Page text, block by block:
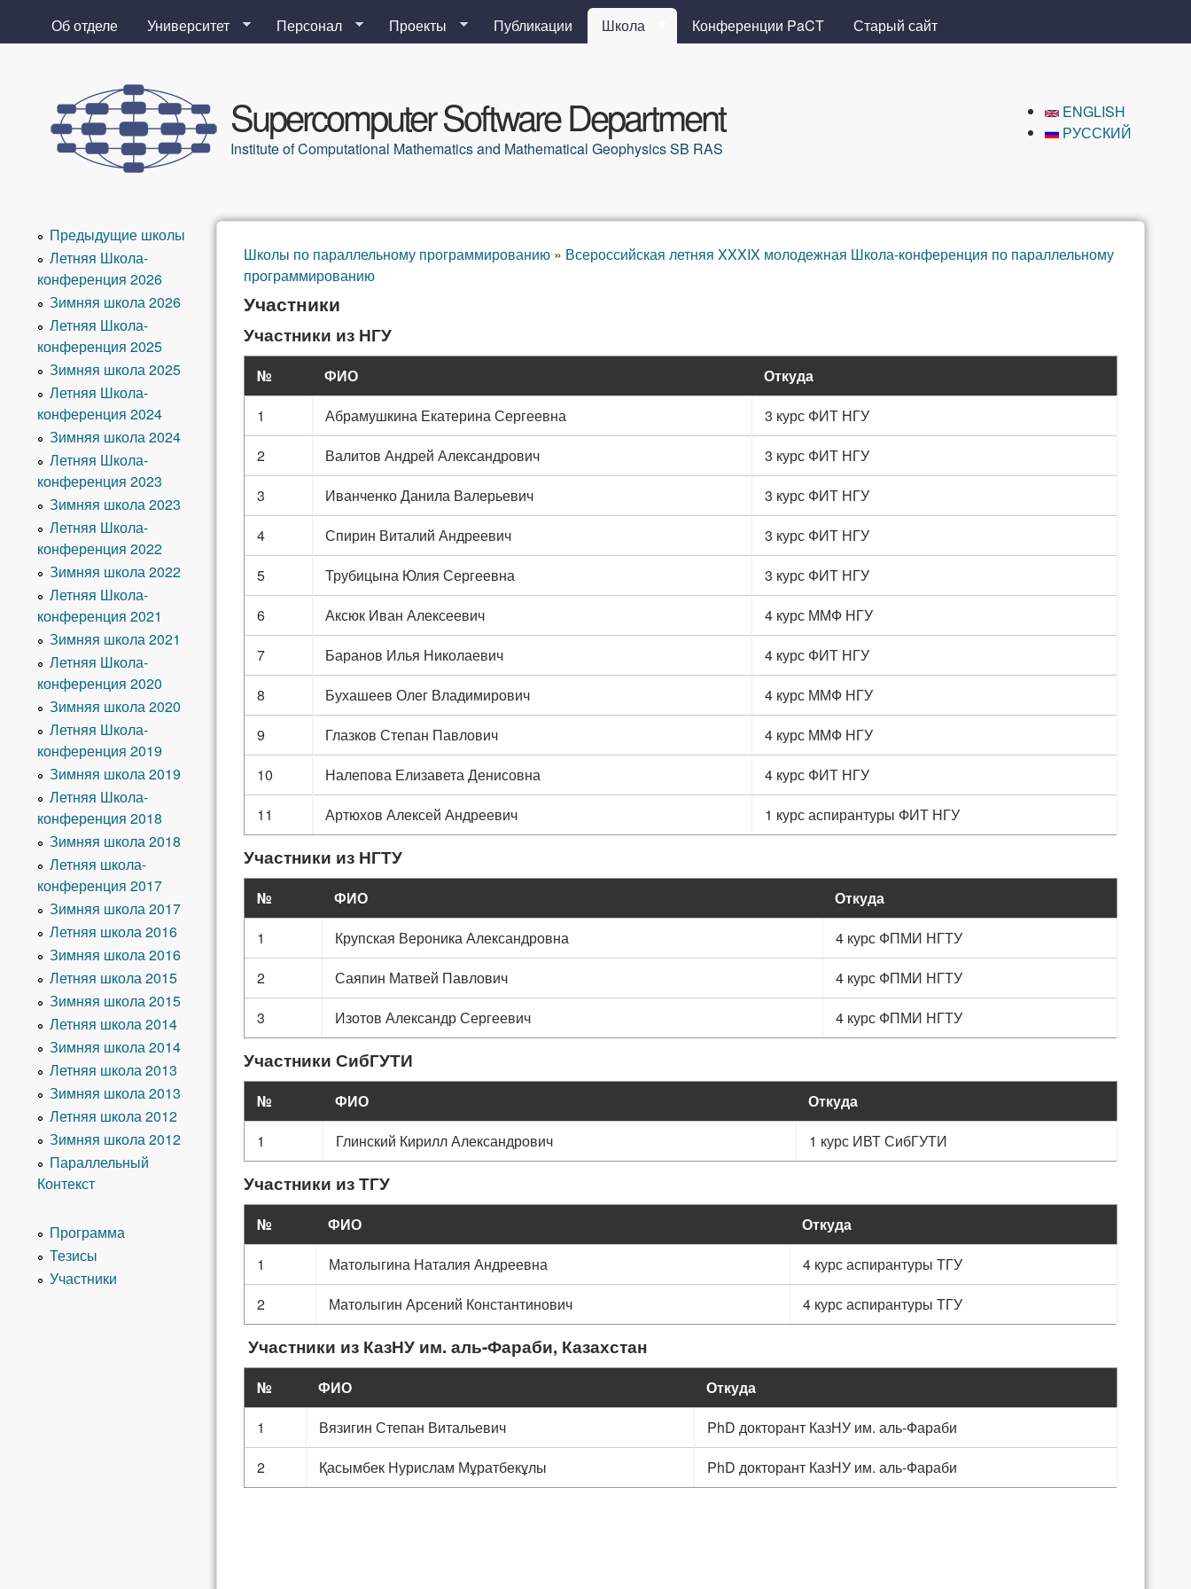
Перейти к основному
содержанию
Об отделе Университет Персонал Проекты Публикации Школа Конференции PaCT Старый сайт
Supercomputer Software Department
Institute of Computational Mathematics and Mathematical Geophysics SB RAS
ENGLISH
РУССКИЙ
Вы здесь
Школы по параллельному программированию » Всероссийская летняя XXXIX молодежная Школа-конференция по параллельному
программированию
Участники
Участники из НГУ
№ ФИО
Откуда
1
Абрамушкина Екатерина Сергеевна
3 курс ФИТ НГУ
2
Валитов Андрей Александрович
3 курс ФИТ НГУ
3
Иванченко Данила Валерьевич
3 курс ФИТ НГУ
4
Спирин Виталий Андреевич
3 курс ФИТ НГУ
5
Трубицына Юлия Сергеевна
3 курс ФИТ НГУ
6
Аксюк Иван Алексеевич
4 курс ММФ НГУ
7
Баранов Илья Николаевич
4 курс ФИТ НГУ
8
Бухашеев Олег Владимирович
4 курс ММФ НГУ
9
Глазков Степан Павлович
4 курс ММФ НГУ
10
Налепова Елизавета Денисовна
4 курс ФИТ НГУ
11
Артюхов Алексей Андреевич 1 курс аспирантуры ФИТ НГУ
Участники из НГТУ
№ ФИО
Откуда
1
Крупская Вероника Александровна
4 курс ФПМИ НГТУ
2
Саяпин Матвей Павлович
4 курс ФПМИ НГТУ
3
Изотов Александр Сергеевич 4 курс ФПМИ НГТУ
Участники СибГУТИ
№ ФИО
Откуда
1
Глинский Кирилл Александрович 1 курс ИВТ СибГУТИ
Участники из ТГУ
№ ФИО
Откуда
1
Матолыгина Наталия Андреевна
4 курс аспирантуры ТГУ
2
Матолыгин Арсений Константинович 4 курс аспирантуры ТГУ
Участники из КазНУ им. аль-Фараби, Казахстан
№ ФИО
Откуда
1
Вязигин Степан Витальевич
PhD докторант КазНУ им. аль-Фараби
2
Қасымбек Нурислам Мұратбекұлы PhD докторант КазНУ им. аль-Фараби
Предыдущие школы
Летняя Школа-
конференция 2026
Зимняя школа 2026
Летняя Школа-
конференция 2025
Зимняя школа 2025
Летняя Школа-
конференция 2024
Зимняя школа 2024
Летняя Школа-
конференция 2023
Зимняя школа 2023
Летняя Школа-
конференция 2022
Зимняя школа 2022
Летняя Школа-
конференция 2021
Зимняя школа 2021
Летняя Школа-
конференция 2020
Зимняя школа 2020
Летняя Школа-
конференция 2019
Зимняя школа 2019
Летняя Школа-
конференция 2018
Зимняя школа 2018
Летняя школа-
конференция 2017
Зимняя школа 2017
Летняя школа 2016
Зимняя школа 2016
Летняя школа 2015
Зимняя школа 2015
Летняя школа 2014
Зимняя школа 2014
Летняя школа 2013
Зимняя школа 2013
Летняя школа 2012
Зимняя школа 2012
Параллельный
Контекст
Программа
Тезисы
Участники